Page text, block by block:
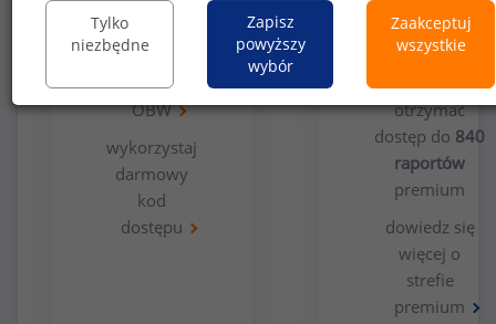
wypełnij
ankietę
OBW
wykorzystaj
darmowy
kod
dostępu
premium
Chcesz
otrzymać
dostęp do 840
raportów
premium
dowiedz się
więcej o
strefie
premium
Tylko
niezbędne
Zapisz
powyższy
wybór
Zaakceptuj
wszystkie